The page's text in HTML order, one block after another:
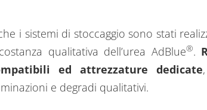
i sistemi di stoccaggio sono stati
qualitativa dell’urea AdBlue®.
ed attrezzature dedicate
e degradi qualitativi.